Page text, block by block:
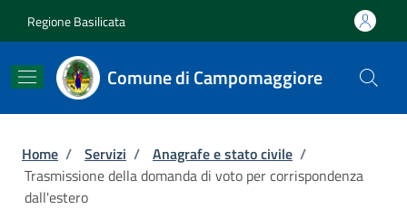
Regione Basilicata
Comune di Campomaggiore
Briciole di pane
Home / Servizi / Anagrafe e stato civile /
Trasmissione della domanda di voto per corrispondenza
dall'estero